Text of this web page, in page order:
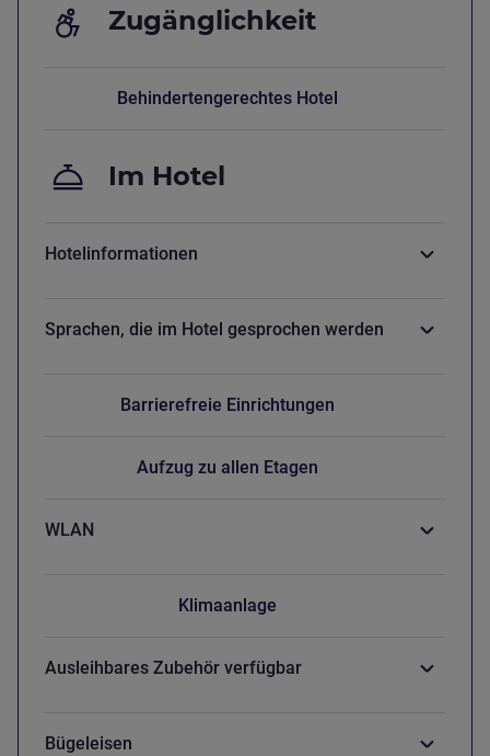
Zugänglichkeit
Behindertengerechtes Hotel
Im Hotel
Hotelinformationen
Sprachen, die im Hotel gesprochen werden
Barrierefreie Einrichtungen
Aufzug zu allen Etagen
WLAN
Klimaanlage
Ausleihbares Zubehör verfügbar
Bügeleisen